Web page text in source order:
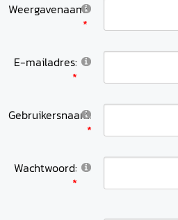
Weergavenaam:
E-mailadres:
Gebruikersnaam:
Wachtwoord: